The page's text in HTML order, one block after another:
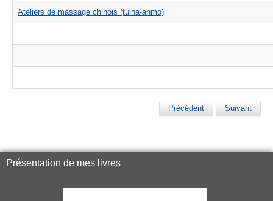
Ateliers de massage chinois (tuina-anmo)
Précédent Suivant
Présentation de mes livres